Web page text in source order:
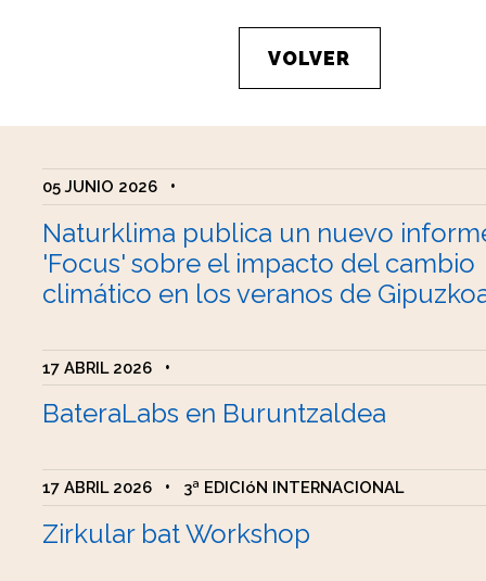
VOLVER
05 JUNIO 2026 •
Naturklima publica un nuevo
'Focus' sobre el impacto del cambio
climático en los veranos de
17 ABRIL 2026 •
BateraLabs en Buruntzaldea
17 ABRIL 2026 • 3ª EDICIóN INTERNACIONAL
Zirkular bat Workshop